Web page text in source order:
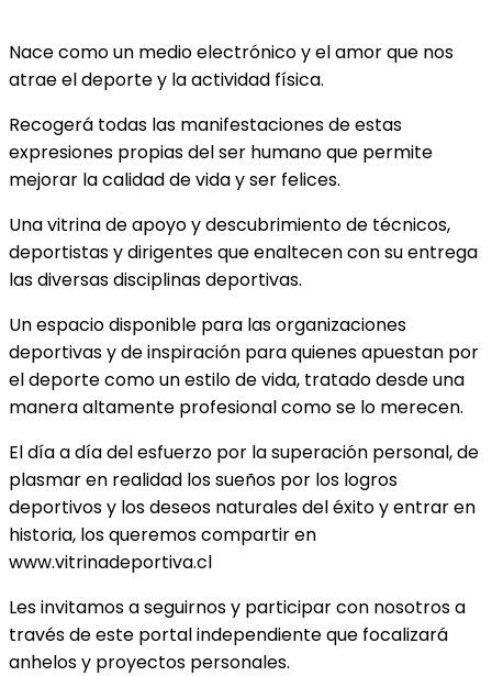
Nace como un medio electrónico y el amor que nos
atrae el deporte y la actividad física.
Recogerá todas las manifestaciones de estas
expresiones propias del ser humano que permite
mejorar la calidad de vida y ser felices.
Una vitrina de apoyo y descubrimiento de técnicos,
deportistas y dirigentes que enaltecen con su entrega
las diversas disciplinas deportivas.
Un espacio disponible para las organizaciones
deportivas y de inspiración para quienes apuestan por
el deporte como un estilo de vida, tratado desde una
manera altamente profesional como se lo merecen.
El día a día del esfuerzo por la superación personal, de
plasmar en realidad los sueños por los logros
deportivos y los deseos naturales del éxito y entrar en
historia, los queremos compartir en
www.vitrinadeportiva.cl
Les invitamos a seguirnos y participar con nosotros a
través de este portal independiente que focalizará
anhelos y proyectos personales.